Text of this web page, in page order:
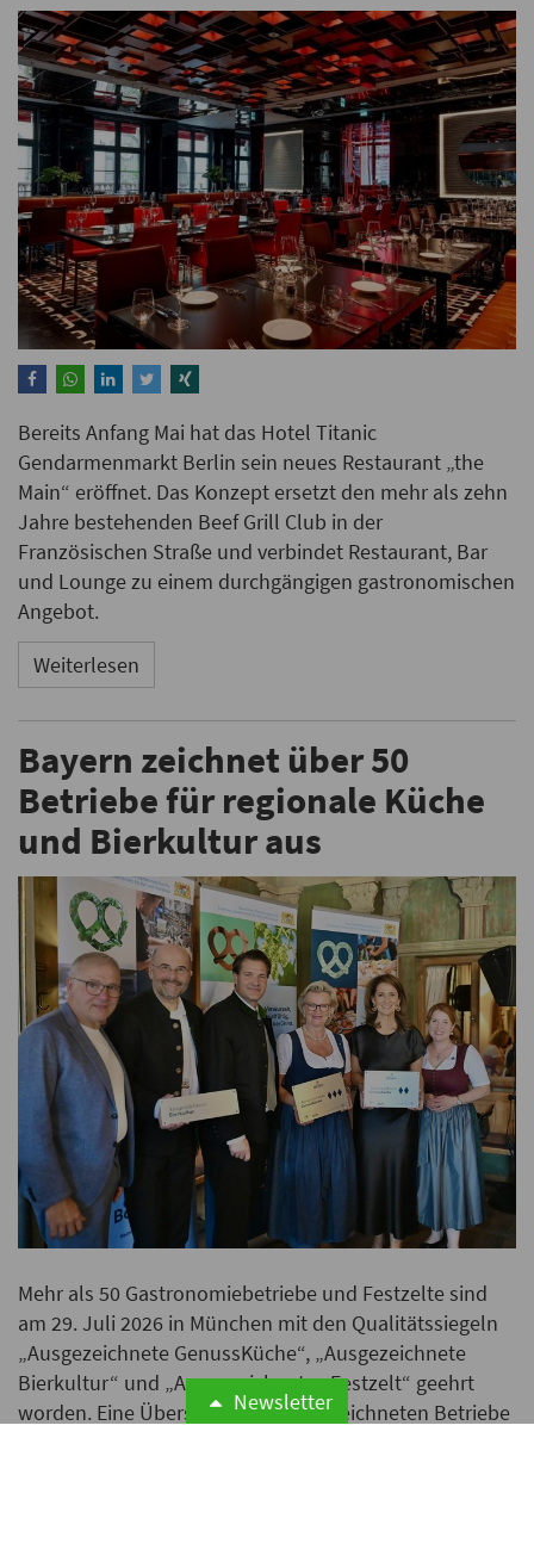
Bereits Anfang Mai hat das Hotel Titanic
Gendarmenmarkt Berlin sein neues Restaurant „the
Main“ eröffnet. Das Konzept ersetzt den mehr als zehn
Jahre bestehenden Beef Grill Club in der
Französischen Straße und verbindet Restaurant, Bar
und Lounge zu einem durchgängigen gastronomischen
Angebot.
Weiterlesen
Bayern zeichnet über 50
Betriebe für regionale Küche
und Bierkultur aus
Mehr als 50 Gastronomiebetriebe und Festzelte sind
am 29. Juli 2026 in München mit den Qualitätssiegeln
„Ausgezeichnete GenussKüche“, „Ausgezeichnete
Bierkultur“ und „Ausgezeichnetes Festzelt“ geehrt
worden. Eine Übersicht aller ausgezeichneten Betriebe
Newsletter